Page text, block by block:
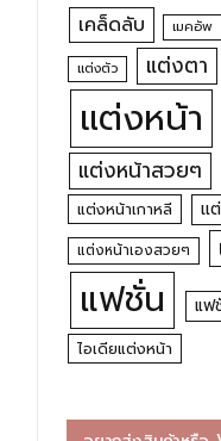
เคล็ดลับ เมคอัพ
แต่งตัว แต่งตา
แต่งหน้า
แต่งหน้าสวยๆ
แต่งหน้าเกาหลี
แ
แต่งหน้าเองสวยๆ
แฟชั่น แฟ
ไอเดียแต่งหน้า